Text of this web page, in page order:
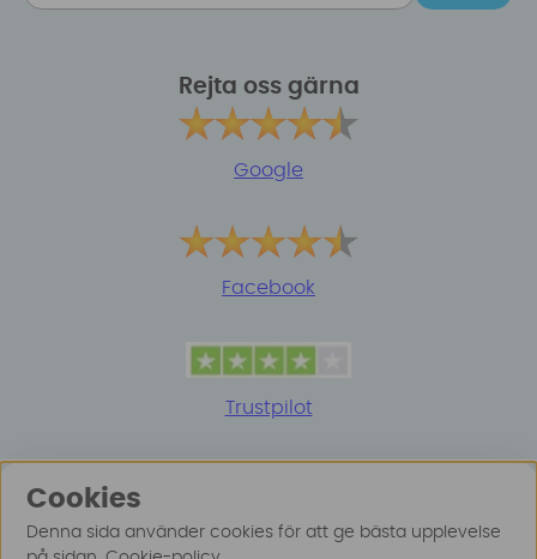
Rejta oss gärna
Google
Facebook
Trustpilot
Cookies
Denna sida använder cookies för att ge bästa upplevelse